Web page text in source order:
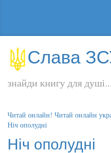
Слава
знайди книгу для
Читай онлайн! Читай онлайн
Ніч ополудні
Ніч ополудні